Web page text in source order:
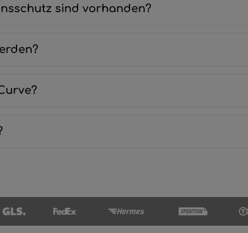
sind vorhanden?